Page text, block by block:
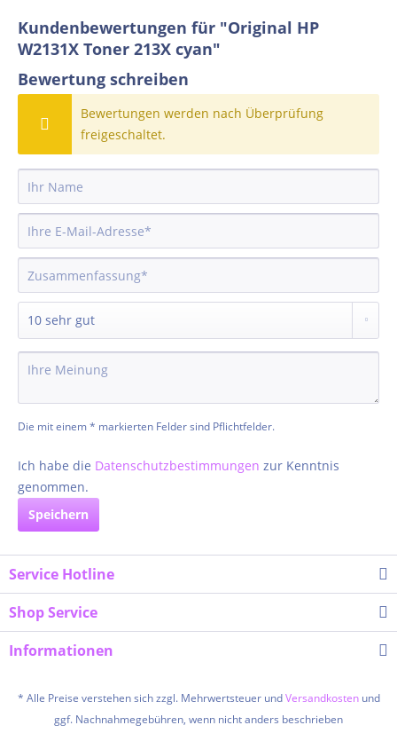
Kundenbewertungen für "Original HP
W2131X Toner 213X cyan"
Bewertung schreiben
Bewertungen werden nach Überprüfung
freigeschaltet.
Die mit einem * markierten Felder sind Pflichtfelder.
Ich habe die Datenschutzbestimmungen zur Kenntnis
genommen.
Speichern
Service Hotline
Shop Service
Informationen
* Alle Preise verstehen sich zzgl. Mehrwertsteuer undVersandkostenund
ggf. Nachnahmegebühren, wenn nicht anders beschrieben